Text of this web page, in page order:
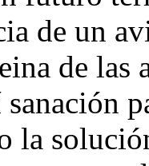
de un
de las
la